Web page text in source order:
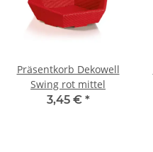
Präsentkorb Dekowell
Swing rot mittel
3,45 € *